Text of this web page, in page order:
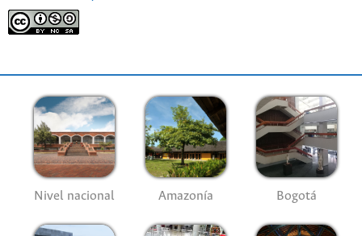
Nivel nacional Amazonía Bogotá